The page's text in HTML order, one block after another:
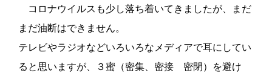
コロナウイルスも少し落ち着いてきましたが、まだ
まだ油断はできません。
テレビやラジオなどいろいろなメディアで耳にしてい
ると思いますが、３蜜（密集、密接 密閉）を避け